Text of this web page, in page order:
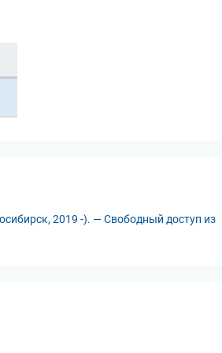
2019 -). — Свободный доступ из